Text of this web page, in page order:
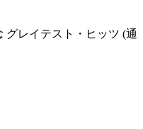
グレイテスト・ヒッツ (通